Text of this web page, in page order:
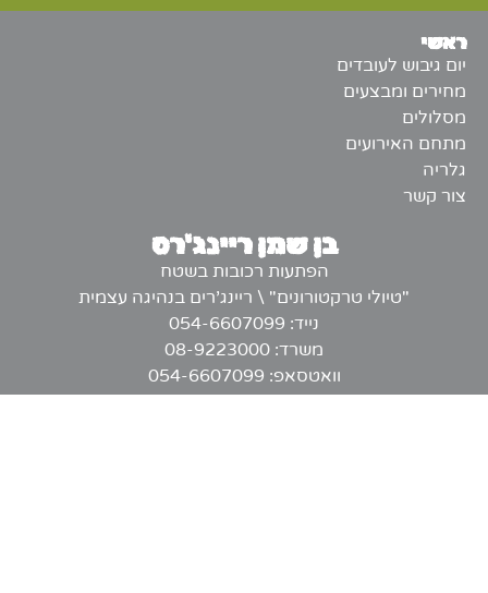
ראשי
יום גיבוש לעובדים
מחירים ומבצעים
מסלולים
מתחם האירועים
גלריה
צור קשר
בן שמן ריינג'רס
הפתעות רכובות בשטח
"טיולי טרקטורונים" \ ריינג'רים בנהיגה עצמית
נייד: 054-6607099
משרד: 08-9223000
וואטסאפ: 054-6607099